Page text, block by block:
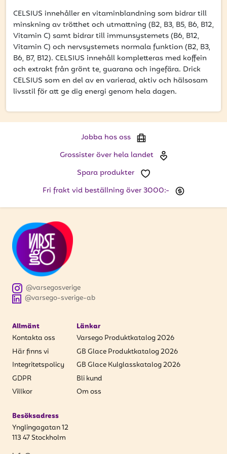
Ange din e-postadress nedan för att ta del av våra
nyheter och erbjudanden.
E-postadress
CELSIUS innehåller en vitaminblandning som bidrar till
minskning av trötthet och utmattning (B2, B3, B5, B6, B12,
Vitamin C) samt bidrar till immunsystemets (B6, B12,
Vitamin C) och nervsystemets normala funktion (B2, B3,
B6, B7, B12). CELSIUS innehåll kompletteras med koffein
och extrakt från grönt te, guarana och ingefära. Drick
CELSIUS som en del av en varierad, aktiv och hälsosam
livsstil för att ge dig energi genom hela dagen.
Jobba hos oss
Grossister över hela landet
Spara produkter
Fri frakt vid beställning över 3000:-
@varsego-sverige-ab
@varsegosverige
Allmänt
Kontakta oss
Här finns vi
Integritetspolicy
GDPR
Villkor
Länkar
Varsego Produktkatalog 2026
GB Glace Produktkatalog 2026
GB Glace Kulglasskatalog 2026
Bli kund
Om oss
Besöksadress
Ynglingagatan 12
113 47 Stockholm